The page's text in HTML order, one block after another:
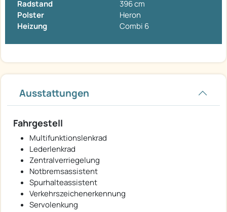
Radstand
396 cm
Polster
Heron
Heizung
Combi 6
Ausstattungen
Fahrgestell
Multifunktionslenkrad
Lederlenkrad
Zentralverriegelung
Notbremsassistent
Spurhalteassistent
Verkehrszeichenerkennung
Servolenkung